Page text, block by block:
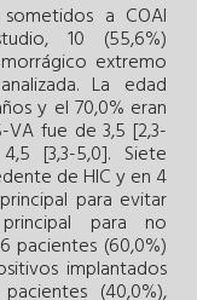
a COAI
10 (55,6%)
extremo
La edad
y el 70,0% eran
VA fue de 3,5 [2,3-
[3,3-5,0]. Siete
de HIC y en 4
para evitar
para no
pacientes (60,0%)
implantados
(40,0%),